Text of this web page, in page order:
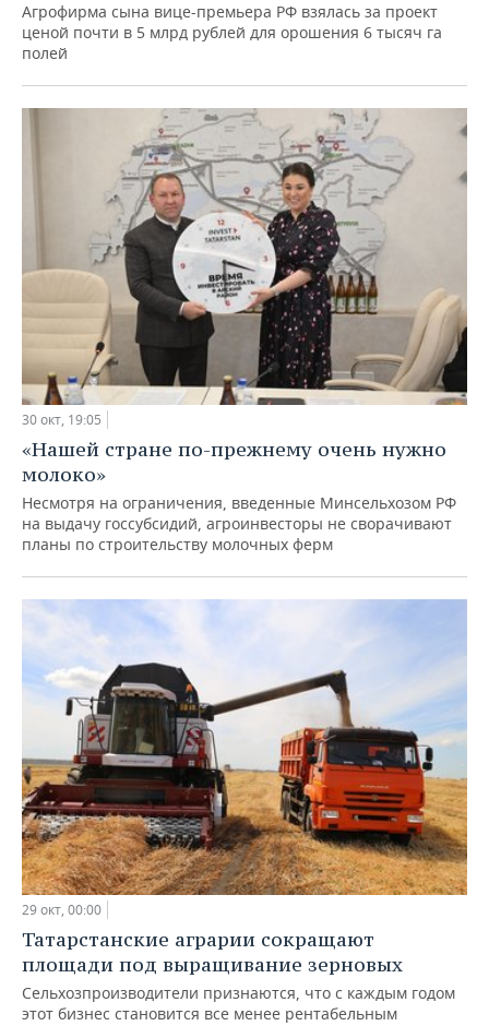
Агрофирма сына вице-премьера РФ взялась за проект
ценой почти в 5 млрд рублей для орошения 6 тысяч га
полей
30 окт, 19:05
«Нашей стране по-прежнему очень нужно
молоко»
Несмотря на ограничения, введенные Минсельхозом РФ
на выдачу госсубсидий, агроинвесторы не сворачивают
планы по строительству молочных ферм
29 окт, 00:00
Татарстанские аграрии сокращают
площади под выращивание зерновых
Сельхозпроизводители признаются, что с каждым годом
этот бизнес становится все менее рентабельным